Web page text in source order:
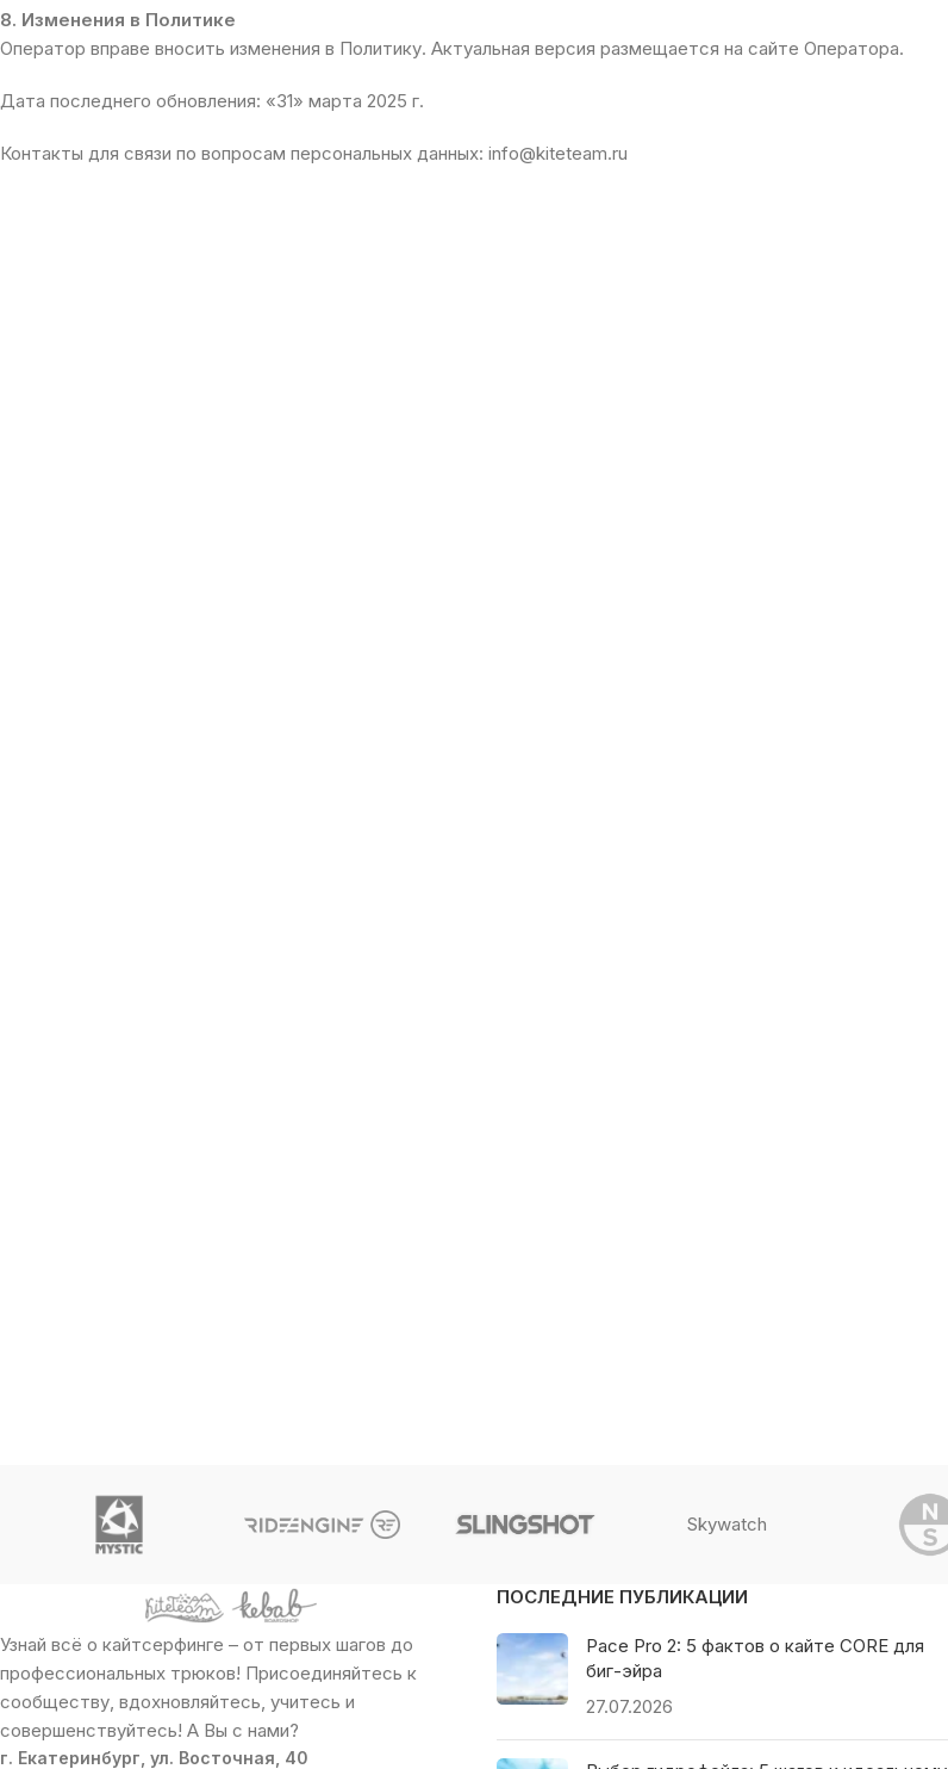
8. Изменения в Политике
Оператор вправе вносить изменения в Политику. Актуальная версия размещается на сайте Оператора.
Дата последнего обновления: «31» марта 2025 г.
Контакты для связи по вопросам персональных данных: info@kiteteam.ru
Skywatch
Узнай всё о кайтсерфинге – от первых шагов до
профессиональных трюков! Присоединяйтесь к
сообществу, вдохновляйтесь, учитесь и
совершенствуйтесь! А Вы с нами?
г. Екатеринбург, ул. Восточная, 40
ПОСЛЕДНИЕ ПУБЛИКАЦИИ
Pace Pro 2: 5 фактов о кайте CORE для
биг-эйра
27.07.2026